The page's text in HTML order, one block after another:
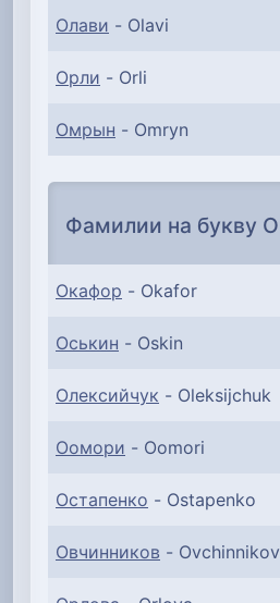
Олави - Olavi
Орли - Orli
Омрын - Omryn
Фамилии на букву О
Окафор - Okafor
Оськин - Oskin
Олексийчук - Oleksijchuk
Оомори - Oomori
Остапенко - Ostapenko
Овчинников - Ovchinnikov